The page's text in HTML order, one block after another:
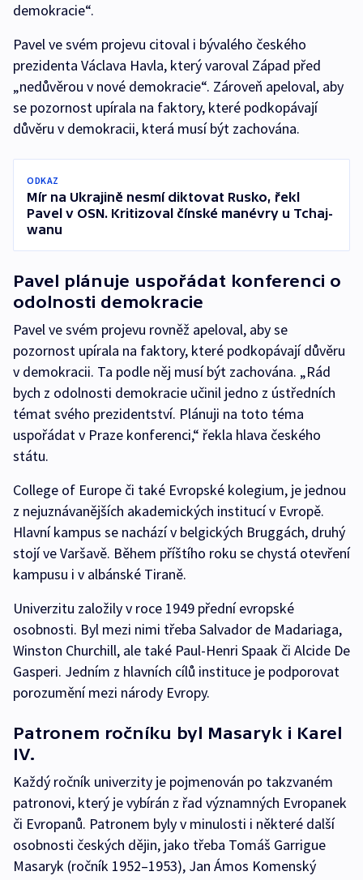
demokracie“.
Pavel ve svém projevu citoval i bývalého českého
prezidenta Václava Havla, který varoval Západ před
„nedůvěrou v nové demokracie“. Zároveň apeloval, aby
se pozornost upírala na faktory, které podkopávají
důvěru v demokracii, která musí být zachována.
ODKAZ
Mír na Ukrajině nesmí diktovat Rusko, řekl
Pavel v OSN. Kritizoval čínské manévry u Tchaj-
wanu
Pavel plánuje uspořádat konferenci o
odolnosti demokracie
Pavel ve svém projevu rovněž apeloval, aby se
pozornost upírala na faktory, které podkopávají důvěru
v demokracii. Ta podle něj musí být zachována. „Rád
bych z odolnosti demokracie učinil jedno z ústředních
témat svého prezidentství. Plánuji na toto téma
uspořádat v Praze konferenci,“ řekla hlava českého
státu.
College of Europe či také Evropské kolegium, je jednou
z nejuznávanějších akademických institucí v Evropě.
Hlavní kampus se nachází v belgických Bruggách, druhý
stojí ve Varšavě. Během příštího roku se chystá otevření
kampusu i v albánské Tiraně.
Univerzitu založily v roce 1949 přední evropské
osobnosti. Byl mezi nimi třeba Salvador de Madariaga,
Winston Churchill, ale také Paul-Henri Spaak či Alcide De
Gasperi. Jedním z hlavních cílů instituce je podporovat
porozumění mezi národy Evropy.
Patronem ročníku byl Masaryk i Karel
IV.
Každý ročník univerzity je pojmenován po takzvaném
patronovi, který je vybírán z řad významných Evropanek
či Evropanů. Patronem byly v minulosti i některé další
osobnosti českých dějin, jako třeba Tomáš Garrigue
Masaryk (ročník 1952–1953), Jan Ámos Komenský